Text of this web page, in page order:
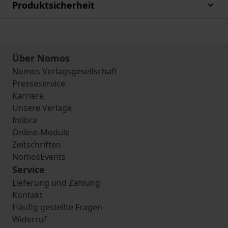
Produktsicherheit
Über Nomos
Nomos Verlagsgesellschaft
Presseservice
Karriere
Unsere Verlage
Inlibra
Online-Module
Zeitschriften
NomosEvents
Service
Lieferung und Zahlung
Kontakt
Häufig gestellte Fragen
Widerruf